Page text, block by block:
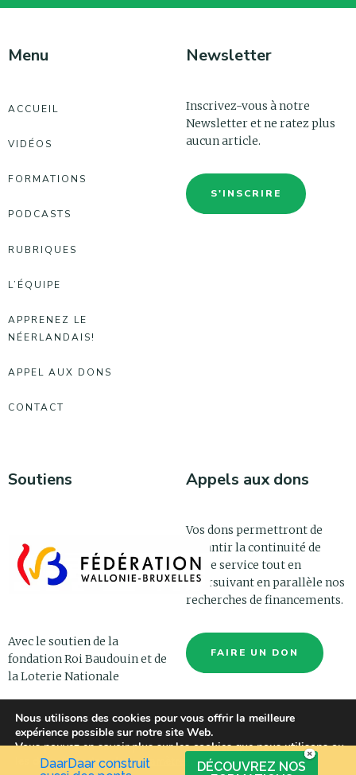
Menu
ACCUEIL
VIDÉOS
FORMATIONS
PODCASTS
RUBRIQUES
L’ÉQUIPE
APPRENEZ LE
NÉERLANDAIS!
APPEL AUX DONS
CONTACT
Newsletter
Inscrivez-vous à notre
Newsletter et ne ratez plus
aucun article.
S'INSCRIRE
Soutiens
Avec le soutien de la
fondation Roi Baudouin et de
la Loterie Nationale
Appels aux dons
Vos dons permettront de
garantir la continuité de
notre service tout en
poursuivant en parallèle nos
recherches de financements.
FAIRE UN DON
DaarDaar construit
DÉCOUVREZ NOS
Nous utilisons des cookies pour vous offrir la meilleure
expérience possible sur notre site Web.
Vous pouvez en savoir plus sur les cookies que nous utilisons ou
les désactiver dans lesparamètres